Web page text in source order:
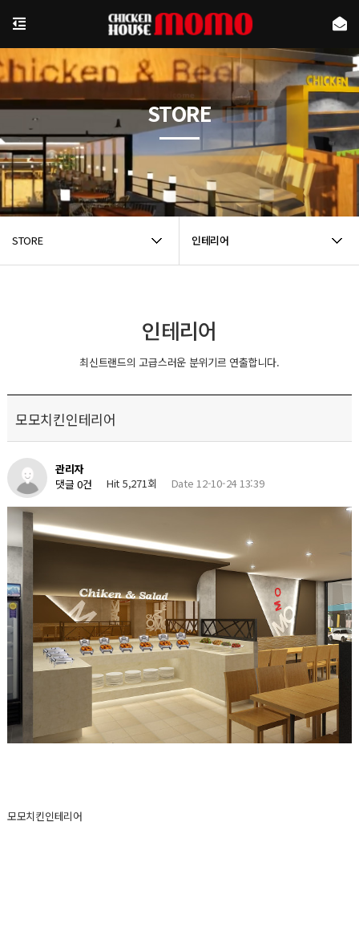
STORE 인테리어
STORE
인테리어
최신트랜드의 고급스러운 분위기르 연출합니다.
모모치킨인테리어
관리자
댓글 0건
Hit 5,271회 Date 12-10-24 13:39
모모치킨인테리어